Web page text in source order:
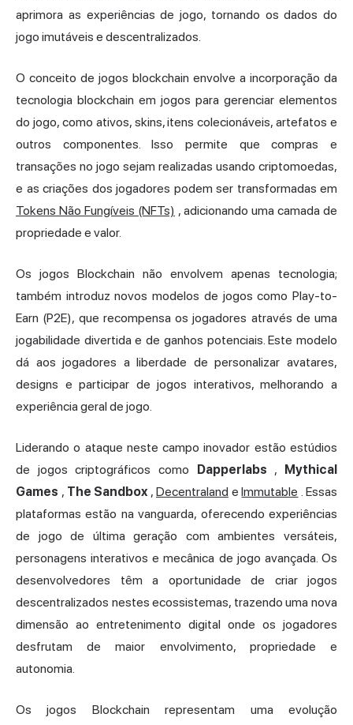
aprimora as experiências de jogo, tornando os dados do
jogo imutáveis e descentralizados.
O conceito de jogos blockchain envolve a incorporação da
tecnologia blockchain em jogos para gerenciar elementos
do jogo, como ativos, skins, itens colecionáveis, artefatos e
outros componentes. Isso permite que compras e
transações no jogo sejam realizadas usando criptomoedas,
e as criações dos jogadores podem ser transformadas em
Tokens Não Fungíveis (NFTs) , adicionando uma camada de
propriedade e valor.
Os jogos Blockchain não envolvem apenas tecnologia;
também introduz novos modelos de jogos como Play-to-
Earn (P2E), que recompensa os jogadores através de uma
jogabilidade divertida e de ganhos potenciais. Este modelo
dá aos jogadores a liberdade de personalizar avatares,
designs e participar de jogos interativos, melhorando a
experiência geral de jogo.
Liderando o ataque neste campo inovador estão estúdios
de jogos criptográficos como Dapperlabs , Mythical
Games , The Sandbox , Decentraland eImmutable . Essas
plataformas estão na vanguarda, oferecendo experiências
de jogo de última geração com ambientes versáteis,
personagens interativos e mecânica de jogo avançada. Os
desenvolvedores têm a oportunidade de criar jogos
descentralizados nestes ecossistemas, trazendo uma nova
dimensão ao entretenimento digital onde os jogadores
desfrutam de maior envolvimento, propriedade e
autonomia.
Os jogos Blockchain representam uma evolução